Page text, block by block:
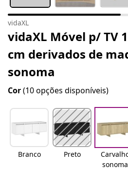
vidaXL
vidaXL Móvel p/ TV
cm derivados de
sonoma
Cor(10 opções disponíveis)
Branco Preto
sonoma